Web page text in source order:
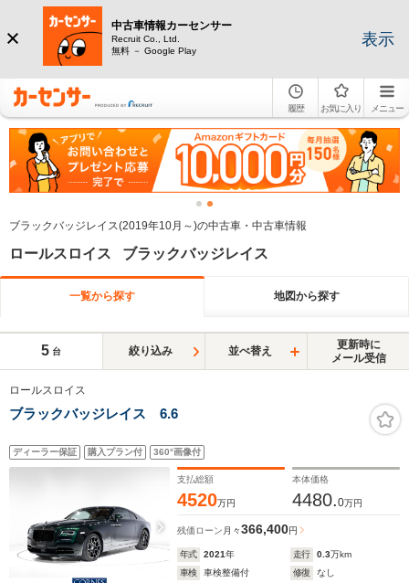
中古車情報カーセンサー
Recruit Co., Ltd.
無料 － Google Play
表示
履歴 お気に入り メニュー
ブラックバッジレイス(2019年10月～)の中古車・中古車情報
ロールスロイス ブラックバッジレイス
一覧から探す 地図から探す
5 台 絞り込み 並べ替え
更新時に
メール受信
ロールスロイス
ブラックバッジレイス 6.6
ディーラー保証 購入プラン付 360°画像付
支払総額
4520万円
本体価格
4480.0万円
残価ローン 月々366,400円
年式 2021年 走行 0.3万km
車検
車検整備付 修復
なし